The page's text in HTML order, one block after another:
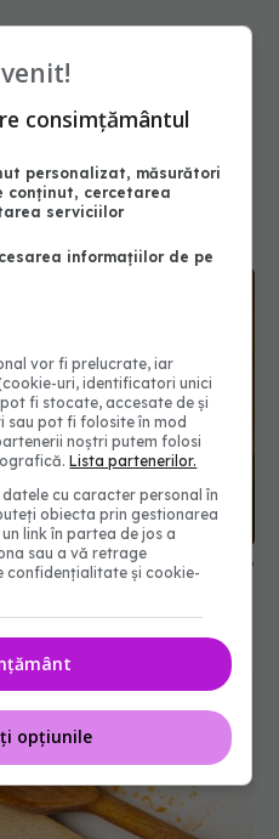
care combate canicula.
să aplici iaurt pe
consimțământul
personalizat, măsurători
conținut, cercetarea
serviciilor
informațiilor de pe
vor fi prelucrate, iar
uri, identificatori unici
fi stocate, accesate de și
sau pot fi folosite în mod
noștri putem folosi
Lista partenerilor.
cu caracter personal în
obiecta prin gestionarea
link în partea de jos a
sau a vă retrage
confidențialitate și cookie-
opțiunile